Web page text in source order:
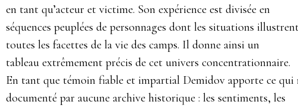
en tant qu’acteur et victime. Son expérience est divisée en
séquences peuplées de personnages dont les situations illustrent
toutes les facettes de la vie des camps. Il donne ainsi un
tableau extrêmement précis de cet univers concentrationnaire.
En tant que témoin fiable et impartial Demidov apporte ce qui
documenté par aucune archive historique : les sentiments, les